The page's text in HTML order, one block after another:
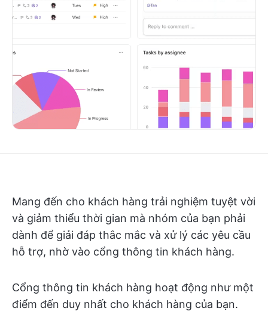
Mang đến cho khách hàng trải nghiệm tuyệt vời
và giảm thiểu thời gian mà nhóm của bạn phải
dành để giải đáp thắc mắc và xử lý các yêu cầu
hỗ trợ, nhờ vào cổng thông tin khách hàng.
Cổng thông tin khách hàng hoạt động như một
điểm đến duy nhất cho khách hàng của bạn.